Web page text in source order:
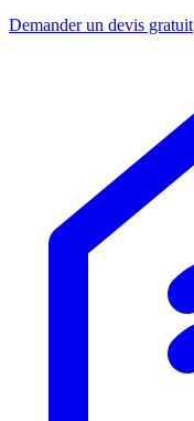
Demander un devis gratuit